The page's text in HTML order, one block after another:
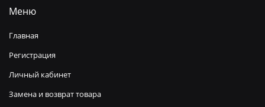
Меню
Главная
Регистрация
Личный кабинет
Замена и возврат товара